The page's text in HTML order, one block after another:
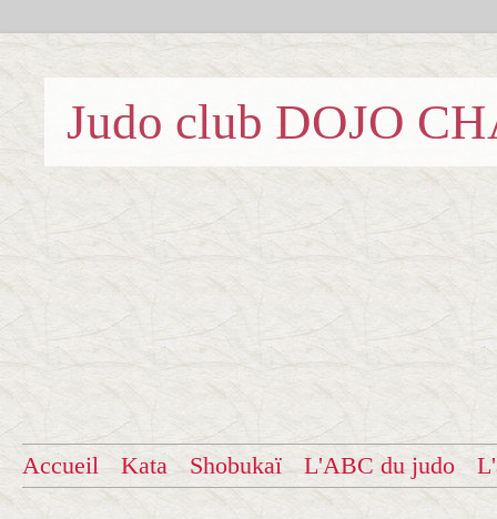
Judo club DOJO
Accueil Kata Shobukaï L'ABC du judo